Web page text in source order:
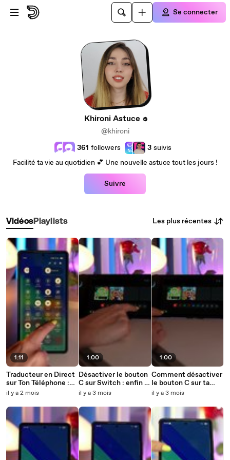
Passer au contenu principal
Se connecter
Khironi Astuce
@khironi
361 followers 3 suivis
Facilité ta vie au quotidien 💕 Une nouvelle astuce tout les jours !
Suivre
VidéosPlaylists Les plus récentes
1:11
Traducteur en Direct
sur Ton Téléphone :
La Révolution
Changer Ta Vie !
il y a 2 mois
1:00
Désactiver le bouton
C sur Switch : enfin la
solution pour ne plus
jeu !
il y a 3 mois
1:00
Comment désactiver
le bouton C sur ta
Nintendo Switch pour
manœuvres ?
il y a 3 mois